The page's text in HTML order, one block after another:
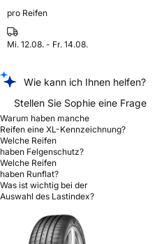
pro Reifen
Mi. 12.08. - Fr. 14.08.
Wie kann ich Ihnen helfen?
Stellen Sie Sophie eine Frage
Warum haben manche
Reifen eine XL-Kennzeichnung?
Welche Reifen
haben Felgenschutz?
Welche Reifen
haben Runflat?
Was ist wichtig bei der
Auswahl des Lastindex?